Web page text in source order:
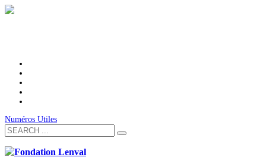
Numéros Utiles